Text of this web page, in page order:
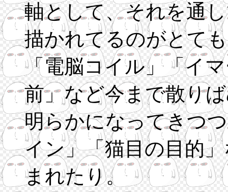
軸として、それを通
描かれてるのがとて
「電脳コイル」「イ
前」など今まで散り
明らかになってきつ
イン」「猫目の目的
まれたり。